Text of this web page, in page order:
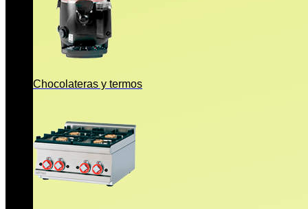
Chocolateras y termos